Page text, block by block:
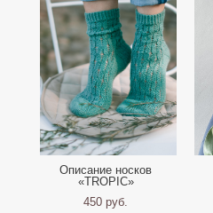
Описание носков
«TROPIC»
450 pуб.